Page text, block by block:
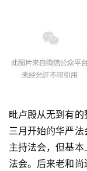
毗卢殿从无到有
三月开始的华严
主持法会，但基
法会。后来老和